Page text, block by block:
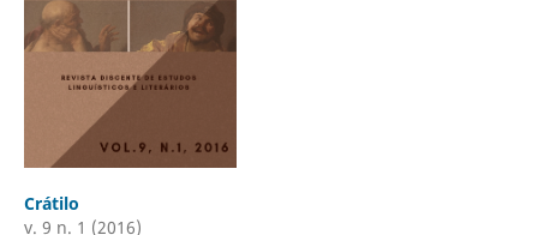
Crátilo
v. 9 n. 1 (2016)